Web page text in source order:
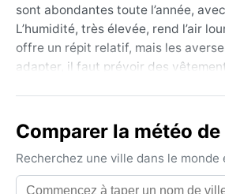
sont abondantes toute l’année,
L’humidité, très élevée, rend l’air
offre un répit relatif, mais les
adapter, il faut prévoir des
fréquentes. Cependant, aucune
notables sont les orages violents et
et la chaleur humide reste
l’omniprésence de l’eau sous toutes
Comparer la météo
Recherchez une ville dans le